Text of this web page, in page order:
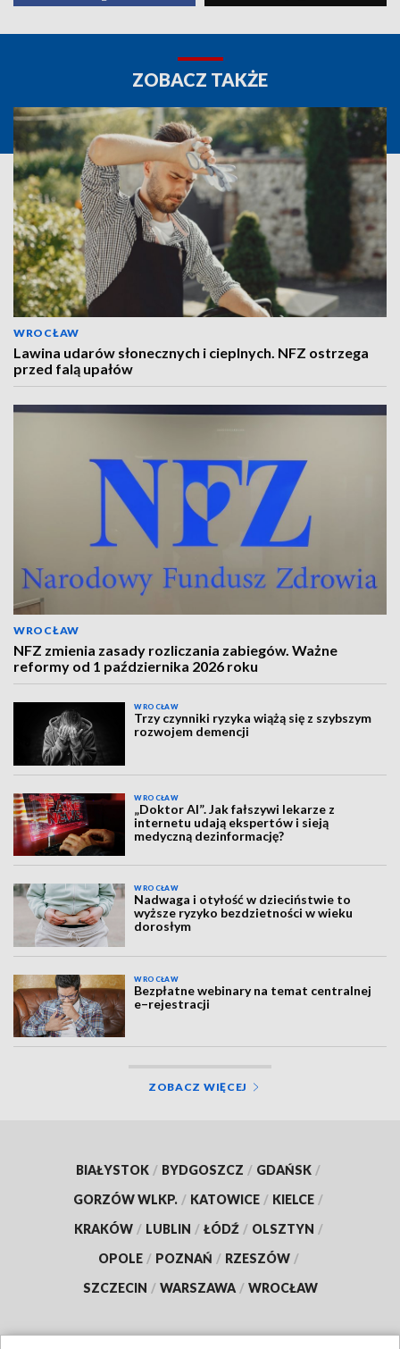
ZOBACZ TAKŻE
WROCŁAW
Lawina udarów słonecznych i cieplnych. NFZ ostrzega
przed falą upałów
WROCŁAW
NFZ zmienia zasady rozliczania zabiegów. Ważne
reformy od 1 października 2026 roku
WROCŁAW
Trzy czynniki ryzyka wiążą się z szybszym
rozwojem demencji
WROCŁAW
„Doktor AI”. Jak fałszywi lekarze z
internetu udają ekspertów i sieją
medyczną dezinformację?
WROCŁAW
Nadwaga i otyłość w dzieciństwie to
wyższe ryzyko bezdzietności w wieku
dorosłym
WROCŁAW
Bezpłatne webinary na temat centralnej
e–rejestracji
ZOBACZ WIĘCEJ
BIAŁYSTOK / BYDGOSZCZ / GDAŃSK /
GORZÓW WLKP. / KATOWICE / KIELCE /
KRAKÓW / LUBLIN / ŁÓDŹ / OLSZTYN /
OPOLE / POZNAŃ / RZESZÓW /
SZCZECIN / WARSZAWA / WROCŁAW